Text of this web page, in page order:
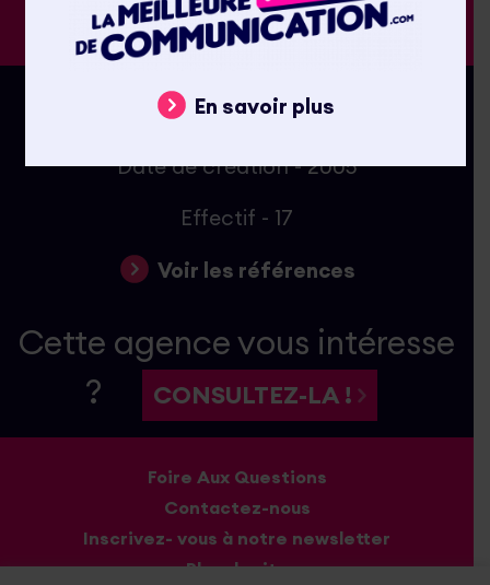
Facebook
Twitter
EmailGmail
CHIFFRES CLÉS
Date de création -2005
Effectif - 17
Voir les références
Cette agence vous intéresse
?
CONSULTEZ-LA !
Foire Aux Questions
Contactez-nous
Inscrivez- vous à notre newsletter
Plan du site
En savoir plus